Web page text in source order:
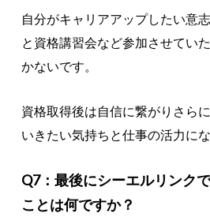
自分がキャリアアップしたい意
と資格講習会など参加させてい
かないです。
資格取得後は自信に繋がりさら
いきたい気持ちと仕事の活力にな
Q7：最後にシーエルリンク
ことは何ですか？